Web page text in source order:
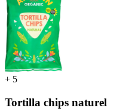
+ 5
Tortilla chips naturel